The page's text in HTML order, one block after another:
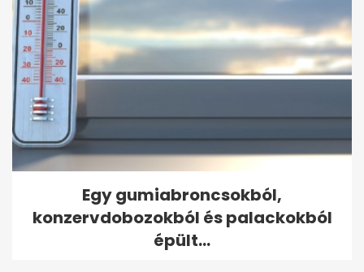
Egy gumiabroncsokból,
konzervdobozokból és palackokból
épült...